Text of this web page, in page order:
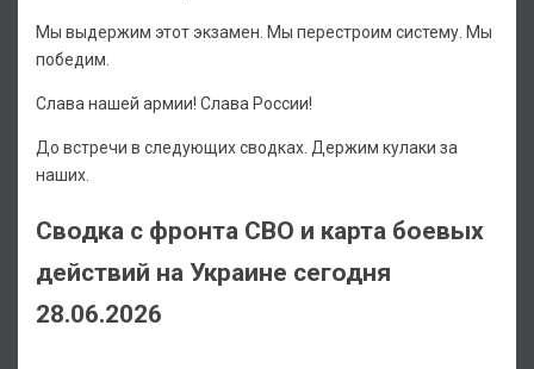
Мы выдержим этот экзамен. Мы перестроим систему. Мы
победим.
Слава нашей армии! Слава России!
До встречи в следующих сводках. Держим кулаки за
наших.
Сводка с фронта СВО и карта боевых
действий на Украине сегодня
28.06.2026